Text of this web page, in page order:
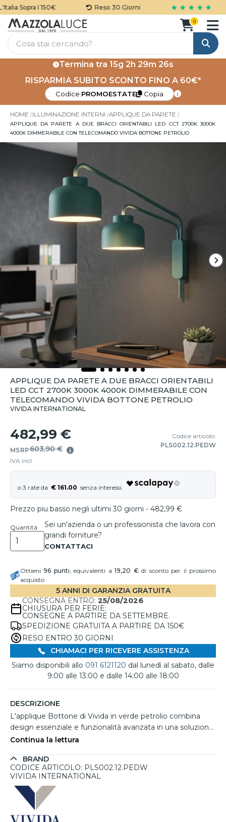
Sopra I 150€ Reso 30 Giorni ★ ★ ★ ★ ★
Cerca
0
Termina tra 15g 2h 29m 26s
RISPARMIA SUBITO SCONTO FINO A 60€*
Codice:PROMOESTATE Copia
HOME ILLUMINAZIONE INTERNI APPLIQUE DA PARETE
APPLIQUE DA PARETE A DUE BRACCI ORIENTABILI LED CCT 2700K 3000K
4000K DIMMERABILE CON TELECOMANDO VIVIDA BOTTONE PETROLIO
APPLIQUE DA PARETE A DUE BRACCI ORIENTABILI
LED CCT 2700K 3000K 4000K DIMMERABILE CON
TELECOMANDO VIVIDA BOTTONE PETROLIO
VIVIDA INTERNATIONAL
482,99 €
MSRP603,90 €
IVA incl.
Codice articolo:
PLS002.12.PEDW
€ 161.00
Prezzo piu basso negli ultimi 30 giorni - 482,99 €
Quantità
Sei un'azienda o un professionista che lavora con
grandi forniture?
Ottieni96 punti, equivalenti a19,20 €di sconto per il prossimo
acquisto
5 ANNI DI GARANZIA GRATUITA
CONSEGNA ENTRO: 25/08/2026
CHIUSURA PER FERIE:
CONSEGNE A PARTIRE DA SETTEMBRE.
SPEDIZIONE GRATUITA A PARTIRE DA 150€
RESO ENTRO 30 GIORNI
CHIAMACI PER RICEVERE ASSISTENZA
Siamo disponibili allo 091 6121120 dal lunedì al sabato, dalle
9:00 alle 13:00 e dalle 14:00 alle 18:00
DESCRIZIONE
L'applique Bottone di Vivida in verde petrolio combina
design essenziale e funzionalità avanzata in una soluzione
elegante per ambienti moderni. La struttura in alluminio e
orientabili, pensati per creare sia luce diretta che indiretta.
I LED integrati da 2x24W garantiscono un'illuminazione
sorgenti tramite telecomando incluso. È possibile
selezionare intensità luminosa e temperatura colore tra
2700K, 3000K e 4000K. Installabile sia a punto luce sia
Continua la lettura
BRAND
CODICE ARTICOLO: PLS002.12.PEDW
VIVIDA INTERNATIONAL